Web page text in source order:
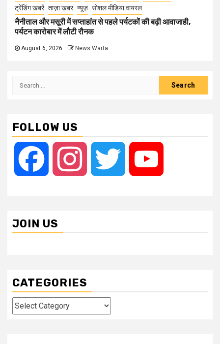
ट्रेंडिंग खबरें ताज़ा ख़बर न्यूज़ सोशल मीडिया वायरल
नैनीताल और मसूरी में सप्ताहांत से पहले पर्यटकों की बढ़ी आवाजाही,
पर्यटन कारोबार में लौटी रौनक
August 6, 2026 News Warta
Search
FOLLOW US
Facebook Instagram Twitter
JOIN US
CATEGORIES
Categories